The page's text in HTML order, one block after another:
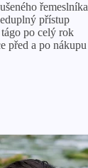
řemeslníka
přístup
po celý rok
před a po nákupu